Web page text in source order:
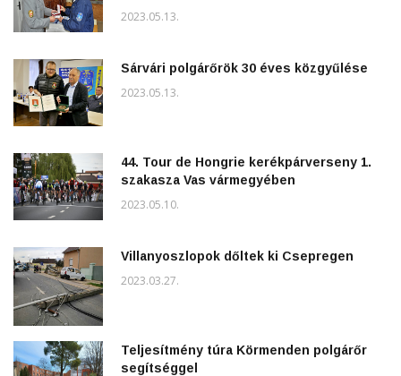
2023.05.13.
Sárvári polgárőrök 30 éves közgyűlése
2023.05.13.
44. Tour de Hongrie kerékpárverseny 1.
szakasza Vas vármegyében
2023.05.10.
Villanyoszlopok dőltek ki Csepregen
2023.03.27.
Teljesítmény túra Körmenden polgárőr
segítséggel